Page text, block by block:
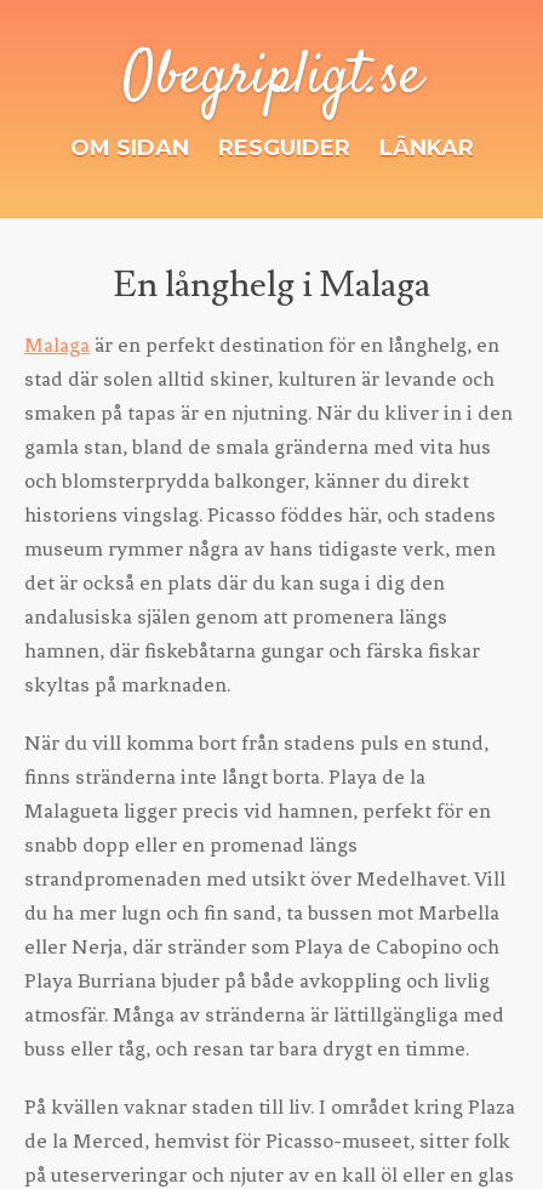
Obegripligt.se
OM SIDAN RESGUIDER LÄNKAR
En långhelg i Malaga
Malaga är en perfekt destination för en långhelg, en
stad där solen alltid skiner, kulturen är levande och
smaken på tapas är en njutning. När du kliver in i den
gamla stan, bland de smala gränderna med vita hus
och blomsterprydda balkonger, känner du direkt
historiens vingslag. Picasso föddes här, och stadens
museum rymmer några av hans tidigaste verk, men
det är också en plats där du kan suga i dig den
andalusiska själen genom att promenera längs
hamnen, där fiskebåtarna gungar och färska fiskar
skyltas på marknaden.
När du vill komma bort från stadens puls en stund,
finns stränderna inte långt borta. Playa de la
Malagueta ligger precis vid hamnen, perfekt för en
snabb dopp eller en promenad längs
strandpromenaden med utsikt över Medelhavet. Vill
du ha mer lugn och fin sand, ta bussen mot Marbella
eller Nerja, där stränder som Playa de Cabopino och
Playa Burriana bjuder på både avkoppling och livlig
atmosfär. Många av stränderna är lättillgängliga med
buss eller tåg, och resan tar bara drygt en timme.
På kvällen vaknar staden till liv. I området kring Plaza
de la Merced, hemvist för Picasso-museet, sitter folk
på uteserveringar och njuter av en kall öl eller en glas